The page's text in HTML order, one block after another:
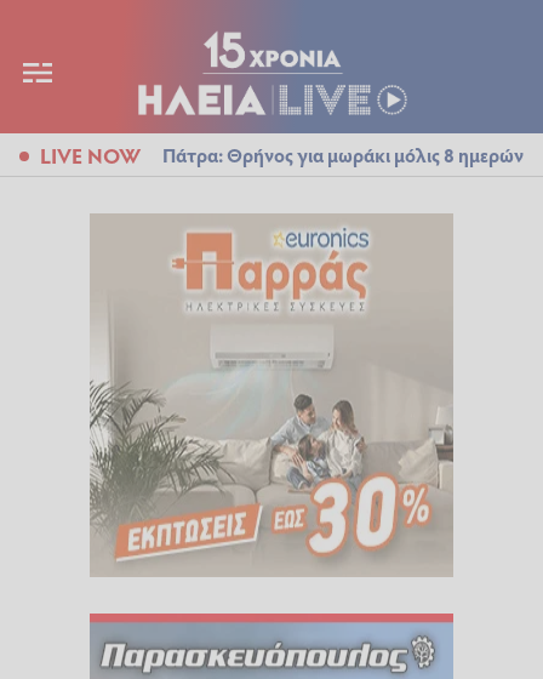
LIVE NOW Πάτρα: Θρήνος για μωράκι μόλις 8 ημερών